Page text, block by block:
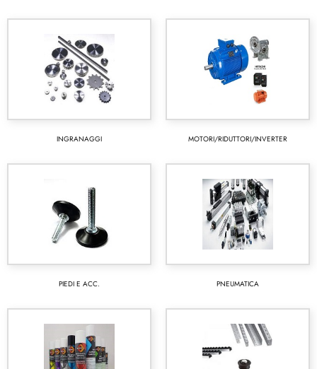
INGRANAGGI MOTORI/RIDUTTORI/INVERTER
PIEDI E ACC. PNEUMATICA